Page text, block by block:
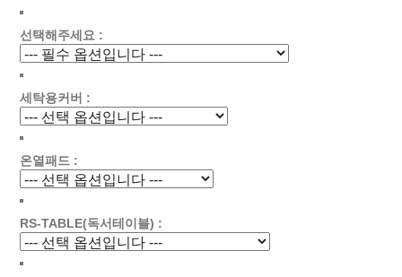
선택해주세요 :
세탁용커버 :
온열패드 :
RS-TABLE(독서테이블) :